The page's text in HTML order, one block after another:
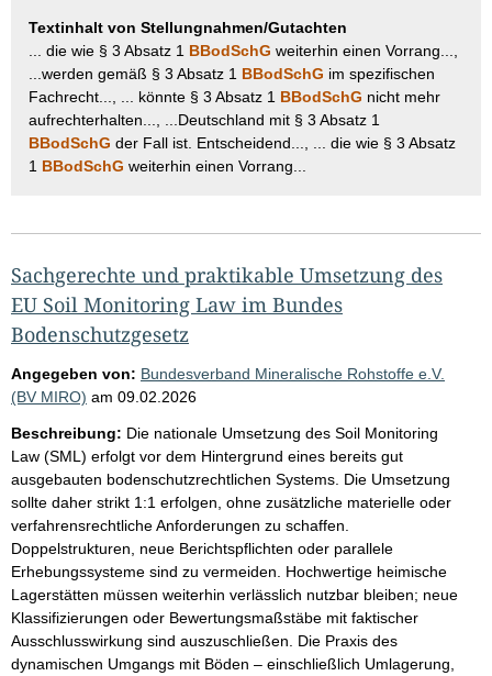
Textinhalt von Stellungnahmen/Gutachten
... die wie § 3 Absatz 1 BBodSchG weiterhin einen Vorrang...,
...werden gemäß § 3 Absatz 1 BBodSchG im spezifischen
Fachrecht..., ... könnte § 3 Absatz 1 BBodSchG nicht mehr
aufrechterhalten..., ...Deutschland mit § 3 Absatz 1
BBodSchG der Fall ist. Entscheidend..., ... die wie § 3 Absatz
1 BBodSchG weiterhin einen Vorrang...
Sachgerechte und praktikable Umsetzung des
EU Soil Monitoring Law im Bundes
Bodenschutzgesetz
Angegeben von: Bundesverband Mineralische Rohstoffe e.V.
(BV MIRO) am 09.02.2026
Beschreibung: Die nationale Umsetzung des Soil Monitoring
Law (SML) erfolgt vor dem Hintergrund eines bereits gut
ausgebauten bodenschutzrechtlichen Systems. Die Umsetzung
sollte daher strikt 1:1 erfolgen, ohne zusätzliche materielle oder
verfahrensrechtliche Anforderungen zu schaffen.
Doppelstrukturen, neue Berichtspflichten oder parallele
Erhebungssysteme sind zu vermeiden. Hochwertige heimische
Lagerstätten müssen weiterhin verlässlich nutzbar bleiben; neue
Klassifizierungen oder Bewertungsmaßstäbe mit faktischer
Ausschlusswirkung sind auszuschließen. Die Praxis des
dynamischen Umgangs mit Böden – einschließlich Umlagerung,